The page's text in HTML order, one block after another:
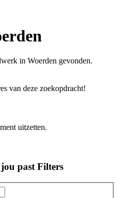
in Woerden gevonden.
van deze zoekopdracht!
uitzetten.
past Filters